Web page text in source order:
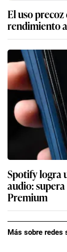
El uso
rendimiento
Spotify logra
audio:
Premium
Más sobre redes